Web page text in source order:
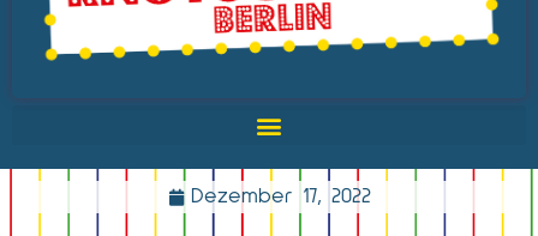
Dezember 17, 2022